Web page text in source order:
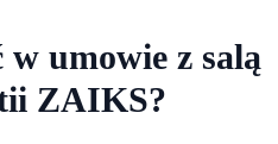
umowie z salą
ZAIKS?